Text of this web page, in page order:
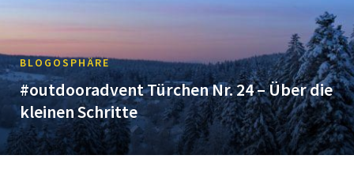
BLOGOSPHÄRE
#outdooradvent Türchen Nr. 24 – Über die
kleinen Schritte